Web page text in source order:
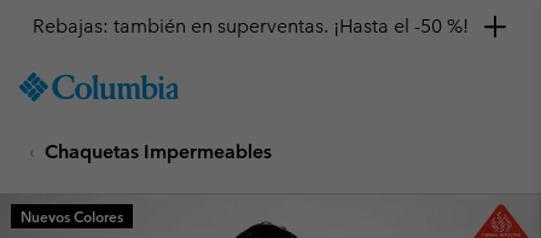
TO
SKIP
MAIN
NAV
Rebajas: también en superventas. ¡Hasta el -50 %!
Chaquetas Impermeables
Nuevos Colores